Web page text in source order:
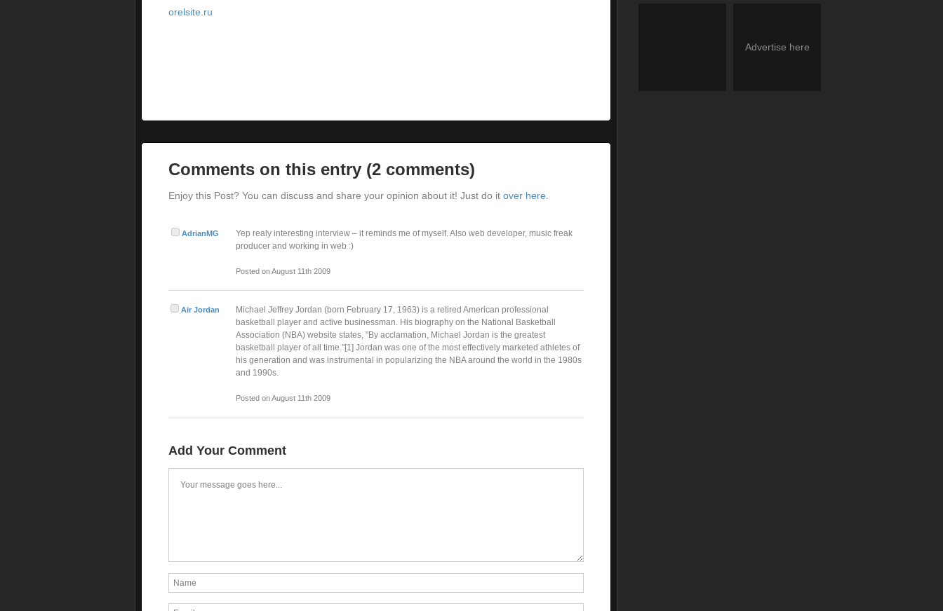
orelsite.ru
Comments on this entry (2 comments)
Enjoy this Post? You can discuss and share your opinion about it! Just do it over here
AdrianMG
Yep realy interesting interview – it reminds me of myself. Also web developer, music freak
producer and working in web :)
Posted on August 11th 2009
Air Jordan
Michael Jeffrey Jordan (born February 17, 1963) is a retired American professional
basketball player and active businessman. His biography on the National Basketball
Association (NBA) website states, "By acclamation, Michael Jordan is the greatest
basketball player of all time."[1] Jordan was one of the most effectively marketed athletes of
his generation and was instrumental in popularizing the NBA around the world in the 1980s
and 1990s.
Posted on August 11th 2009
Add Your Comment
Advertise here